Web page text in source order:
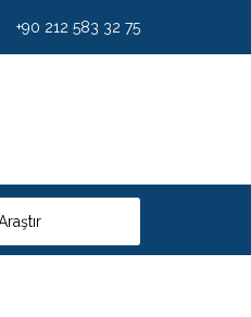
+90 212 583 32 75